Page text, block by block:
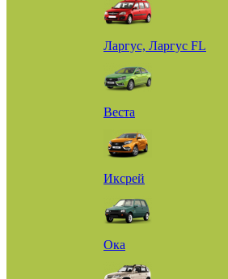
Ларгус, Ларгус FL
Веста
Иксрей
Ока